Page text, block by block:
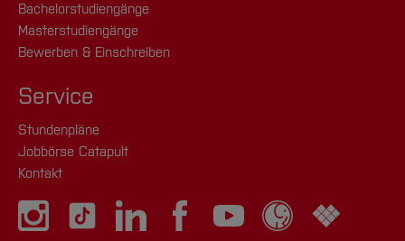
Bachelorstudiengänge
Masterstudiengänge
Bewerben & Einschreiben
Service
Stundenpläne
Jobbörse Catapult
Kontakt